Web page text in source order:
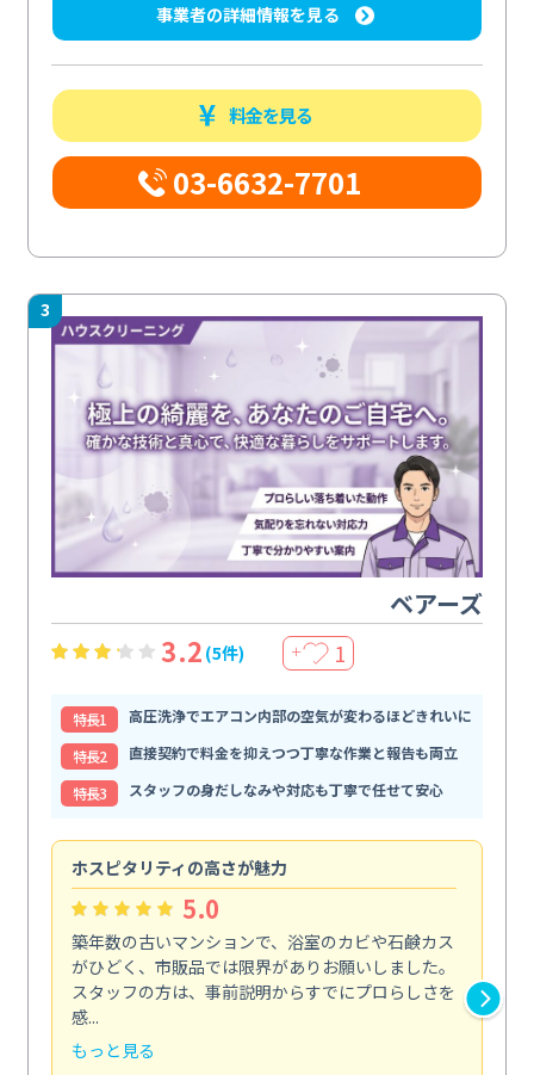
事業者の詳細情報を見る
料金を見る
03-6632-7701
3
ベアーズ
3.2 (5件) ＋ 1
特⻑1
高圧洗浄でエアコン内部の空気が変わるほどきれいに
特⻑2
直接契約で料金を抑えつつ丁寧な作業と報告も両立
特⻑3
スタッフの身だしなみや対応も丁寧で任せて安心
ホスピタリティの高さが魅力
5.0
築年数の古いマンションで、浴室のカビや石鹸カス
がひどく、市販品では限界がありお願いしました。
スタッフの方は、事前説明からすでにプロらしさを
感...
もっと見る